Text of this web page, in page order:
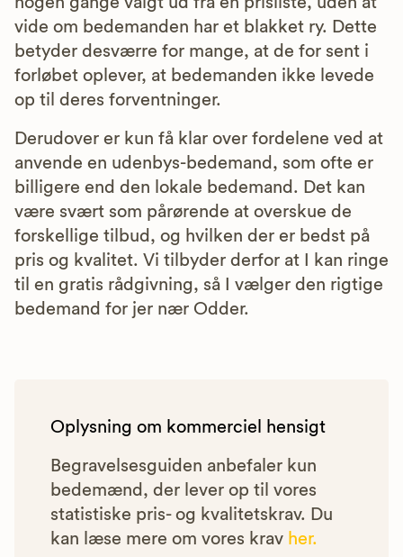
vide om bedemanden har et blakket ry. Dette
betyder desværre for mange, at de for sent i
forløbet oplever, at bedemanden ikke levede
op til deres forventninger.
Derudover er kun få klar over fordelene ved at
anvende en udenbys-bedemand, som ofte er
billigere end den lokale bedemand. Det kan
være svært som pårørende at overskue de
forskellige tilbud, og hvilken der er bedst på
pris og kvalitet. Vi tilbyder derfor at I kan ringe
til en gratis rådgivning, så I vælger den rigtige
bedemand for jer nær Odder.
Oplysning om kommerciel hensigt
Begravelsesguiden anbefaler kun
bedemænd, der lever op til vores
statistiske pris- og kvalitetskrav. Du
kan læse mere om vores krav her.